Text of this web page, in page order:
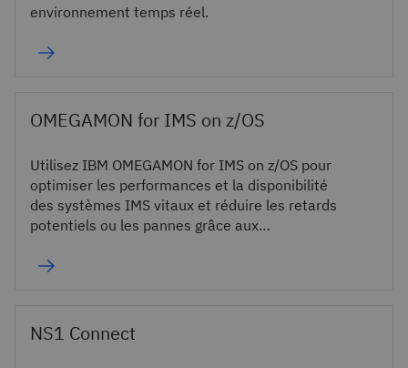
environnement temps réel.
OMEGAMON for IMS on z/OS
Utilisez IBM OMEGAMON for IMS on z/OS pour
optimiser les performances et la disponibilité
des systèmes IMS vitaux et réduire les retards
potentiels ou les pannes grâce aux
NS1 Connect